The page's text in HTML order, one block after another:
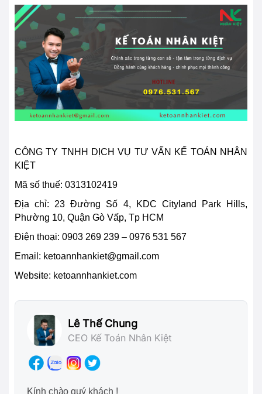
CÔNG TY TNHH DỊCH VỤ TƯ VẤN KẾ TOÁN NHÂN
KIỆT
Mã số thuế: 0313102419
Địa chỉ: 23 Đường Số 4, KDC Cityland Park Hills,
Phường 10, Quận Gò Vấp, Tp HCM
Điện thoại: 0903 269 239 – 0976 531 567
Email: ketoannhankiet@gmail.com
Website: ketoannhankiet.com
Lê Thế Chung
CEO Kế Toán Nhân Kiệt
Kính chào quý khách !